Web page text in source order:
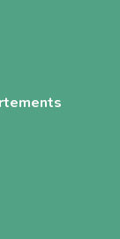
un dossier